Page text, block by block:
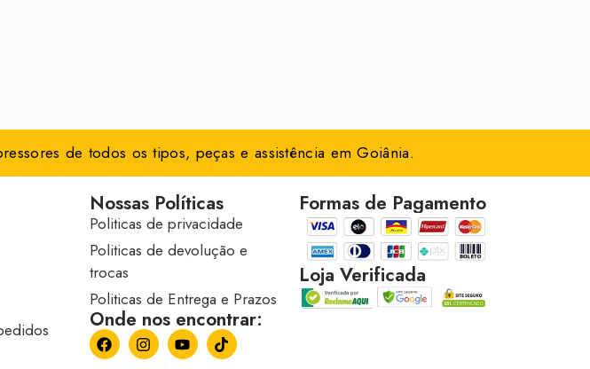
de todos os tipos, peças e assistência em Goiânia.
Nossas Políticas
Politicas de privacidade
Politicas de devolução e
trocas
Politicas de Entrega e Prazos
Onde nos encontrar:
Formas de Pagamento
Loja Verificada